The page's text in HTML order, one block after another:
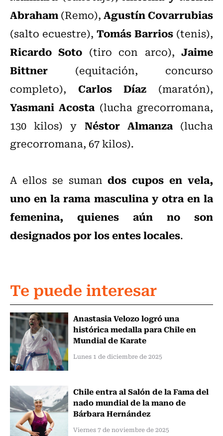
Abraham(Remo),Agustín Covarrubias
(salto ecuestre), Tomás Barrios (tenis),
Ricardo Soto (tiro con arco),Jaime
Bittner (equitación, concurso
completo), Carlos Díaz (maratón),
Yasmani Acosta (lucha grecorromana,
130 kilos) y Néstor Almanza(lucha
grecorromana, 67 kilos).
A ellos se sumandos cupos en vela,
uno en la rama masculina y otra en la
femenina, quienes aún no son
designados por los entes locales.
Te puede interesar
Anastasia Velozo logró una
histórica medalla para Chile en
Mundial de Karate
Lunes 1 de diciembre de 2025
Chile entra al Salón de la Fama del
nado mundial de la mano de
Bárbara Hernández
Viernes 7 de noviembre de 2025